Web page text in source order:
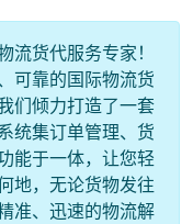
货代服务专家！
可靠的国际物流货
们倾力打造了一套
统集订单管理、货
能于一体，让您轻
地，无论货物发往
准、迅速的物流解